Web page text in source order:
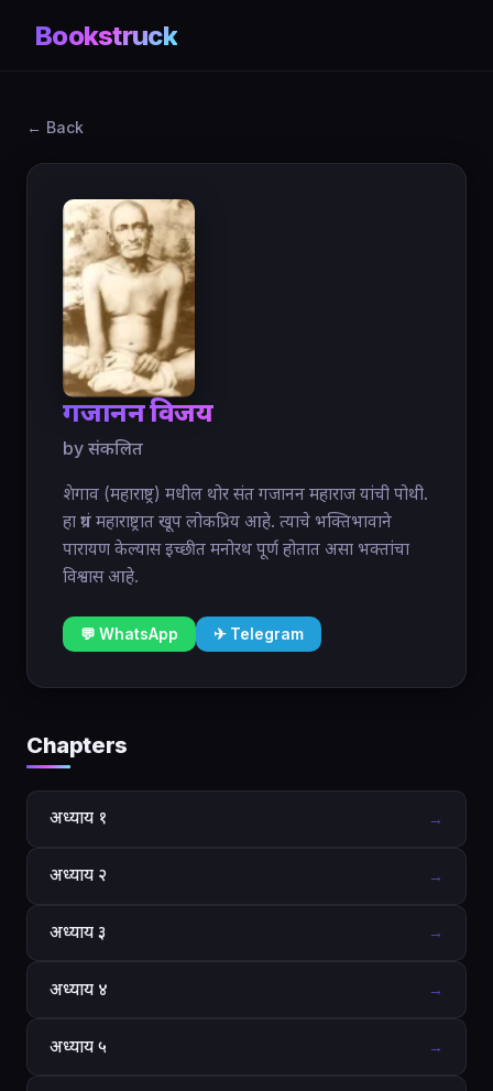
Bookstruck
← Back
गजानन विजय
by संकलित
शेगाव (महाराष्ट्र) मधील थोर संत गजानन महाराज यांची पोथी.
हा ग्रंथ महाराष्ट्रात खूप लोकप्रिय आहे. त्याचे भक्तिभावाने
पारायण केल्यास इच्छीत मनोरथ पूर्ण होतात असा भक्तांचा
विश्वास आहे.
💬 WhatsApp ✈ Telegram
Chapters
अध्याय १ →
अध्याय २ →
अध्याय ३ →
अध्याय ४ →
अध्याय ५ →